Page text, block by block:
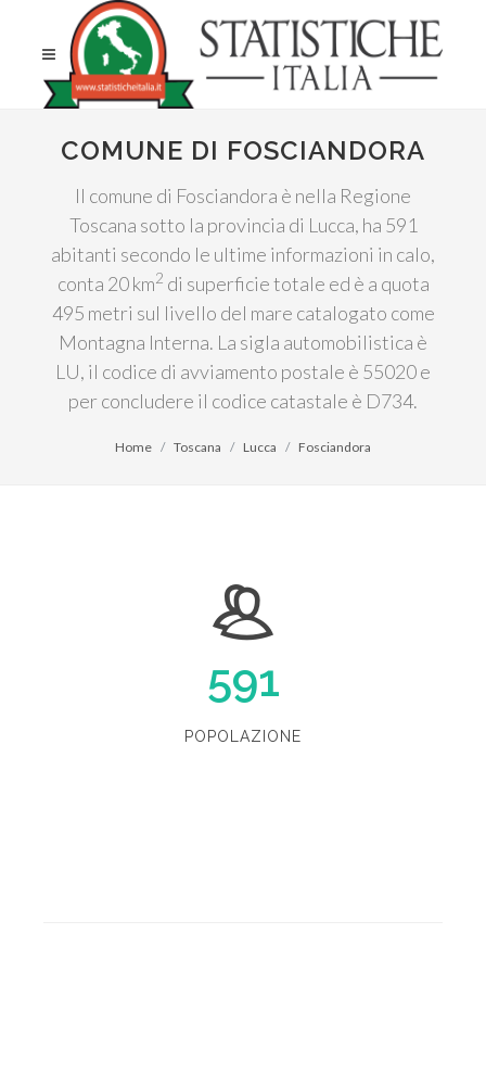
COMUNE DI FOSCIANDORA
Il comune di Fosciandora è nella Regione
Toscana sotto la provincia di Lucca, ha 591
abitanti secondo le ultime informazioni in calo,
conta 20 km2 di superficie totale ed è a quota
495 metri sul livello del mare catalogato come
Montagna Interna. La sigla automobilistica è
LU, il codice di avviamento postale è 55020 e
per concludere il codice catastale è D734.
Home Toscana Lucca Fosciandora
591
POPOLAZIONE